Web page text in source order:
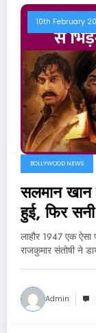
10th February
BOLLYWOOD NEWS
सलमान
हुई, फिर
1947 से जा
लाहौर 1947 एक
राजकुमार संतोषी ने
Admin